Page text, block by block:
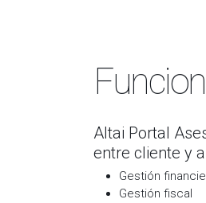
Altai Portal
entre cliente y
Gestión
Gestión fiscal